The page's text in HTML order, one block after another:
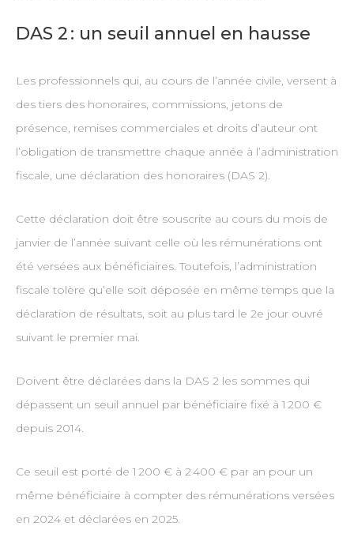
DAS 2 : un seuil annuel en hausse
Les professionnels qui, au cours de l’année civile, versent à
des tiers des honoraires, commissions, jetons de
présence, remises commerciales et droits d’auteur ont
l’obligation de transmettre chaque année à l’administration
fiscale, une déclaration des honoraires (DAS 2).
Cette déclaration doit être souscrite au cours du mois de
janvier de l’année suivant celle où les rémunérations ont
été versées aux bénéficiaires. Toutefois, l’administration
fiscale tolère qu’elle soit déposée en même temps que la
déclaration de résultats, soit au plus tard le 2e jour ouvré
suivant le premier mai.
Doivent être déclarées dans la DAS 2 les sommes qui
dépassent un seuil annuel par bénéficiaire fixé à 1 200 €
depuis 2014.
Ce seuil est porté de 1 200 € à 2 400 € par an pour un
même bénéficiaire à compter des rémunérations versées
en 2024 et déclarées en 2025.